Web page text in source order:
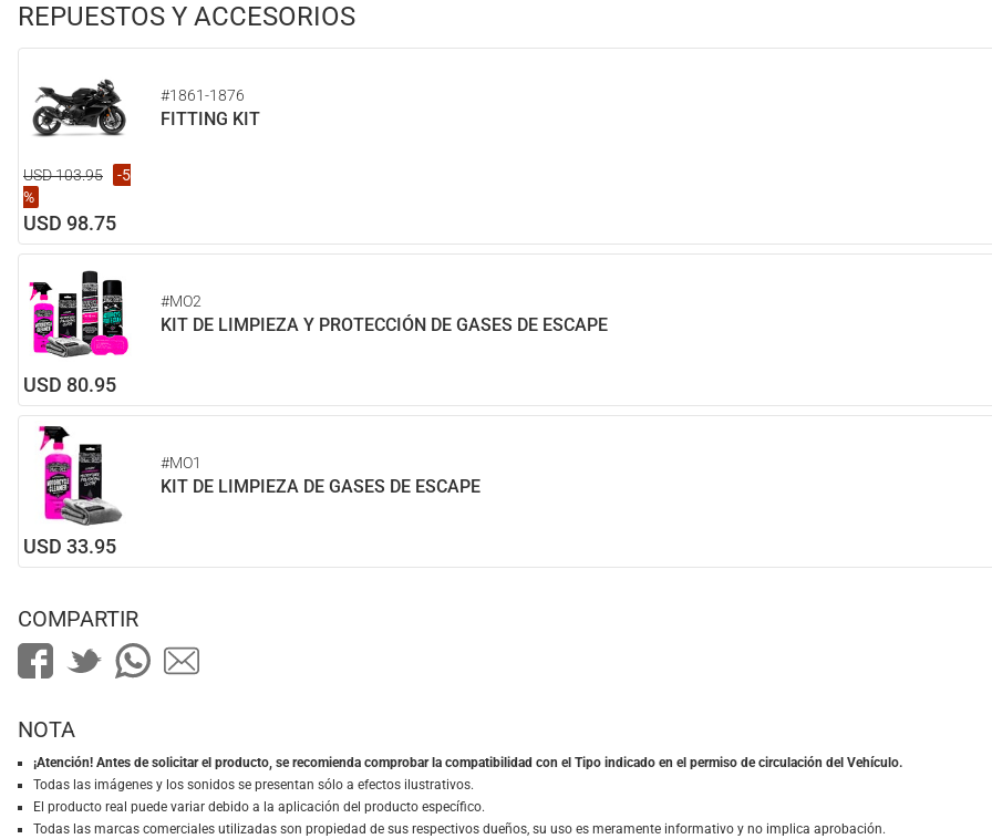
REPUESTOS Y ACCESORIOS
#1861-1876
FITTING KIT
USD 103.95
-5
%
USD 98.75
#MO2
KIT DE LIMPIEZA Y PROTECCIÓN DE GASES DE ESCAPE
USD 80.95
#MO1
KIT DE LIMPIEZA DE GASES DE ESCAPE
USD 33.95
COMPARTIR
NOTA
¡Atención! Antes de solicitar el producto, se recomienda comprobar la compatibilidad con el Tipo indicado en el permiso de circulación del Vehículo.
Todas las imágenes y los sonidos se presentan sólo a efectos ilustrativos.
El producto real puede variar debido a la aplicación del producto específico.
Todas las marcas comerciales utilizadas son propiedad de sus respectivos dueños, su uso es meramente informativo y no implica aprobación.